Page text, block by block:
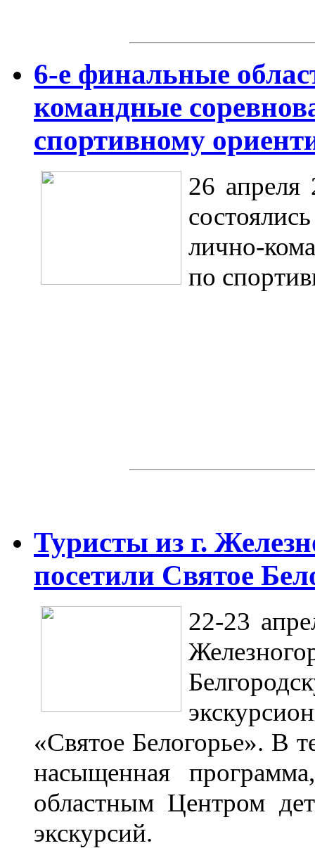
6-е финальные
командные
спортивному
26 апреля
лично-
по
Туристы из г.
посетили Святое
22-23
«Святое Белогорье». В
насыщенная
областным Центром
экскурсий.